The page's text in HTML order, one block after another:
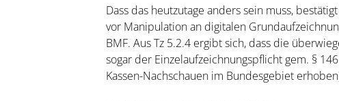
Dass das heutzutage anders sein muss,
vor Manipulation an digitalen
BMF. Aus Tz 5.2.4 ergibt sich, dass die
sogar der Einzelaufzeichnungspflicht gem. §
Kassen-Nachschauen im Bundesgebiet